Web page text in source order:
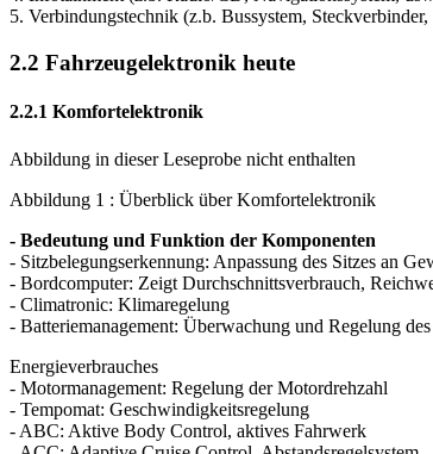
5. Verbindungstechnik (z.b. Bussystem, Steckverbinder,
2.2 Fahrzeugelektronik heute
2.2.1 Komfortelektronik
Abbildung in dieser Leseprobe nicht enthalten
Abbildung 1 : Überblick über Komfortelektronik
- Bedeutung und Funktion der Komponenten
- Sitzbelegungserkennung: Anpassung des Sitzes an
- Bordcomputer: Zeigt Durchschnittsverbrauch,
- Climatronic: Klimaregelung
- Batteriemanagement: Überwachung und Regelung des
Energieverbrauches
- Motormanagement: Regelung der Motordrehzahl
- Tempomat: Geschwindigkeitsregelung
- ABC: Aktive Body Control, aktives Fahrwerk